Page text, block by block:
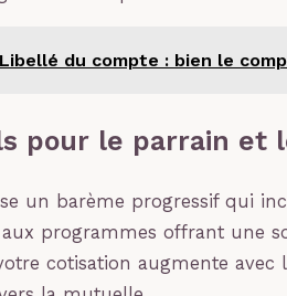
Libellé du compte : bien le
pour le parrain et
un barème progressif qui
programmes offrant une
cotisation augmente